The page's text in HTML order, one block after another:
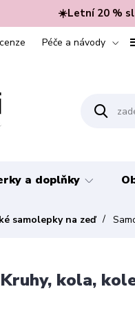
☀️Letní 20 %
Péče a návody
a doplňky
samolepky na zeď
kola,